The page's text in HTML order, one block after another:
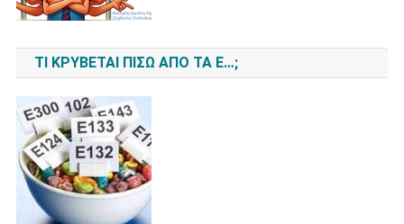
ΤΙ ΚΡΎΒΕΤΑΙ ΠΊΣΩ ΑΠΌ ΤΑ Ε…;